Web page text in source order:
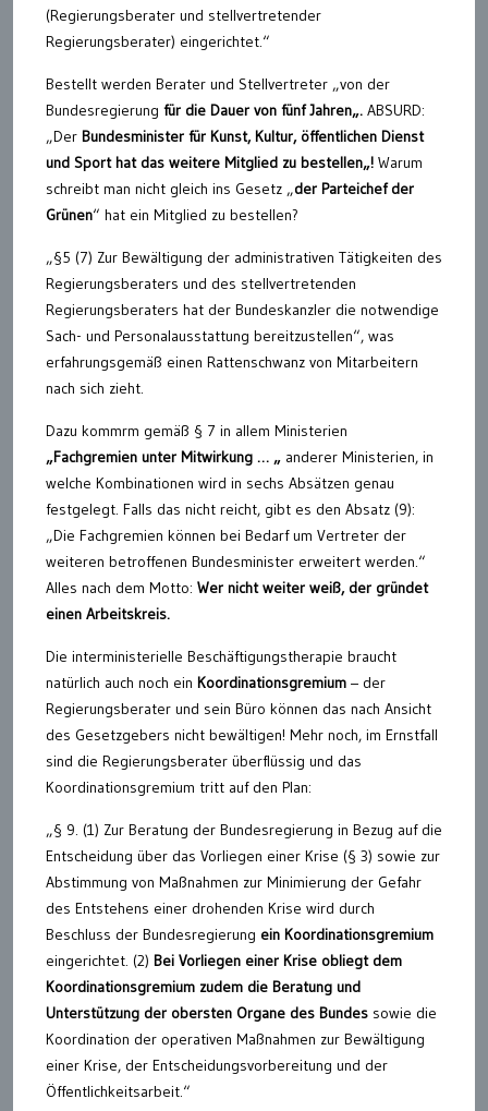
(Regierungsberater und stellvertretender
Regierungsberater) eingerichtet.“
Bestellt werden Berater und Stellvertreter „von der
Bundesregierung für die Dauer von fünf Jahren„. ABSURD:
„Der Bundesminister für Kunst, Kultur, öffentlichen Dienst
und Sporthat das weitere Mitglied zu bestellen„! Warum
schreibt man nicht gleich ins Gesetz „der Parteichef der
Grünen“ hat ein Mitglied zu bestellen?
„§5 (7) Zur Bewältigung der administrativen Tätigkeiten des
Regierungsberaters und des stellvertretenden
Regierungsberaters hat der Bundeskanzler die notwendige
Sach- und Personalausstattung bereitzustellen“, was
erfahrungsgemäß einen Rattenschwanz von Mitarbeitern
nach sich zieht.
Dazu kommrm gemäß § 7 in allem Ministerien
„Fachgremien unter Mitwirkung … „ anderer Ministerien, in
welche Kombinationen wird in sechs Absätzen genau
festgelegt. Falls das nicht reicht, gibt es den Absatz (9):
„Die Fachgremien können bei Bedarf um Vertreter der
weiteren betroffenen Bundesminister erweitert werden.“
Alles nach dem Motto: Wer nicht weiter weiß, der gründet
einen Arbeitskreis.
Die interministerielle Beschäftigungstherapie braucht
natürlich auch noch ein Koordinationsgremium – der
Regierungsberater und sein Büro können das nach Ansicht
des Gesetzgebers nicht bewältigen! Mehr noch, im Ernstfall
sind die Regierungsberater überflüssig und das
Koordinationsgremium tritt auf den Plan:
„§ 9. (1) Zur Beratung der Bundesregierung in Bezug auf die
Entscheidung über das Vorliegen einer Krise (§ 3) sowie zur
Abstimmung von Maßnahmen zur Minimierung der Gefahr
des Entstehens einer drohenden Krise wird durch
Beschluss der Bundesregierung ein Koordinationsgremium
eingerichtet. (2) Bei Vorliegen einer Krise obliegt dem
Koordinationsgremium zudem die Beratung und
Unterstützung der obersten Organe des Bundes sowie die
Koordination der operativen Maßnahmen zur Bewältigung
einer Krise, der Entscheidungsvorbereitung und der
Öffentlichkeitsarbeit.“